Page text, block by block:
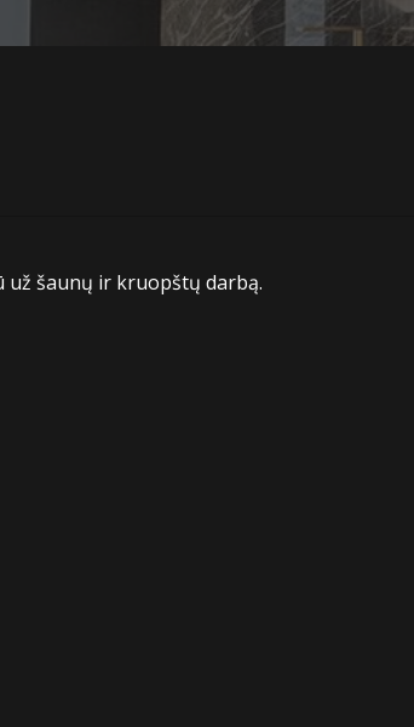
šaunų ir kruopštų darbą.